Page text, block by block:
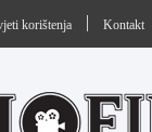
korištenja Kontakt